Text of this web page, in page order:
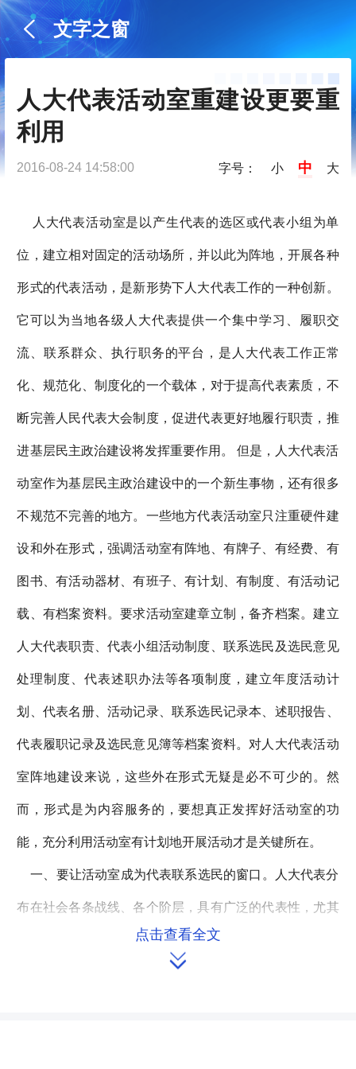
文字之窗
人大代表活动室重建设更要重
利用
2016-08-24 14:58:00 字号： 小 中 大
人大代表活动室是以产生代表的选区或代表小组为单
位，建立相对固定的活动场所，并以此为阵地，开展各种
形式的代表活动，是新形势下人大代表工作的一种创新。
它可以为当地各级人大代表提供一个集中学习、履职交
流、联系群众、执行职务的平台，是人大代表工作正常
化、规范化、制度化的一个载体，对于提高代表素质，不
断完善人民代表大会制度，促进代表更好地履行职责，推
进基层民主政治建设将发挥重要作用。 但是，人大代表活
动室作为基层民主政治建设中的一个新生事物，还有很多
不规范不完善的地方。一些地方代表活动室只注重硬件建
设和外在形式，强调活动室有阵地、有牌子、有经费、有
图书、有活动器材、有班子、有计划、有制度、有活动记
载、有档案资料。要求活动室建章立制，备齐档案。建立
人大代表职责、代表小组活动制度、联系选民及选民意见
处理制度、代表述职办法等各项制度，建立年度活动计
划、代表名册、活动记录、联系选民记录本、述职报告、
代表履职记录及选民意见簿等档案资料。对人大代表活动
室阵地建设来说，这些外在形式无疑是必不可少的。然
而，形式是为内容服务的，要想真正发挥好活动室的功
能，充分利用活动室有计划地开展活动才是关键所在。
一、要让活动室成为代表联系选民的窗口。人大代表分
布在社会各条战线、各个阶层，具有广泛的代表性，尤其
是县、乡两级代表，由选民直接产生，直接来自人民，是
人民的代言人，是建设社会主义事业的中坚力量。人大代
点击查看全文
